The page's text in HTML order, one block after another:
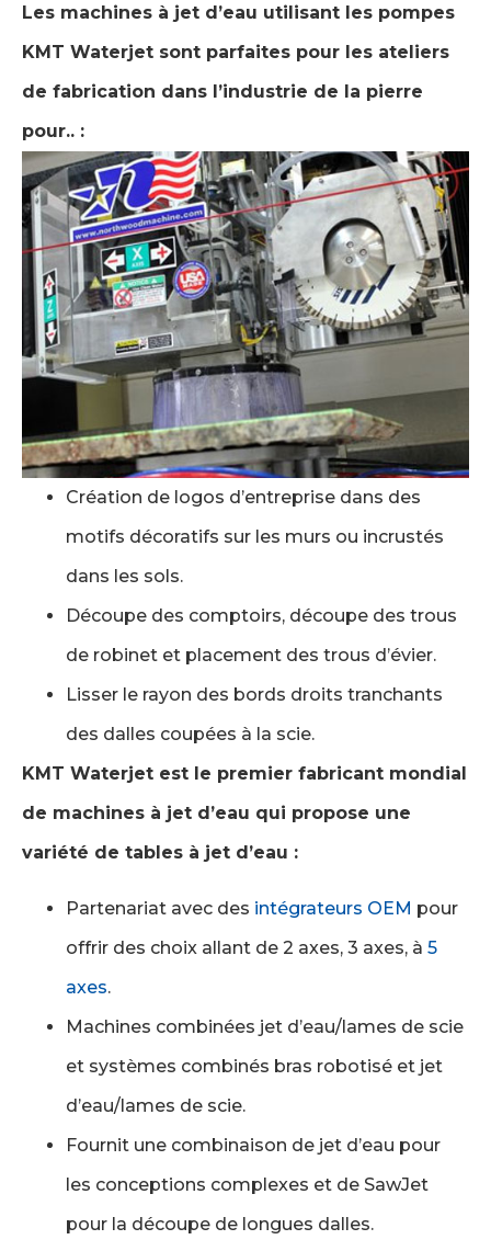
Les machines à jet d’eau utilisant les pompes
KMT Waterjet sont parfaites pour les ateliers
de fabrication dans l’industrie de la pierre
pour.. :
Création de logos d’entreprise dans des
motifs décoratifs sur les murs ou incrustés
dans les sols.
Découpe des comptoirs, découpe des trous
de robinet et placement des trous d’évier.
Lisser le rayon des bords droits tranchants
des dalles coupées à la scie.
KMT Waterjet est le premier fabricant mondial
de machines à jet d’eau qui propose une
variété de tables à jet d’eau :
Partenariat avec des intégrateurs OEM pour
offrir des choix allant de 2 axes, 3 axes, à 5
axes.
Machines combinées jet d’eau/lames de scie
et systèmes combinés bras robotisé et jet
d’eau/lames de scie.
Fournit une combinaison de jet d’eau pour
les conceptions complexes et de SawJet
pour la découpe de longues dalles.